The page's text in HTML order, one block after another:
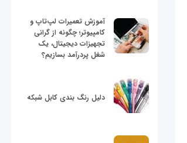
آموزش تعمیرات لپ‌تاپ و
کامپیوتر؛ چگونه از گرانی
تجهیزات دیجیتال، یک
شغل پردرآمد بسازیم؟
دلیل رنگ بندی کابل شبکه